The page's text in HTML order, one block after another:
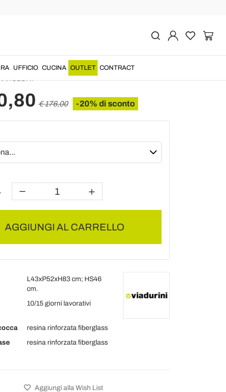
UFFICIO CUCINA OUTLET CONTRACT
resina e fiberglass di
moderno Ravenna
€ 176,00 -20% di sconto
AGGIUNGI AL CARRELLO
L43xP52xH83 cm; HS46
cm.
10/15 giorni lavorativi
resina rinforzata fiberglass
resina rinforzata fiberglass
Aggiungi alla Wish List